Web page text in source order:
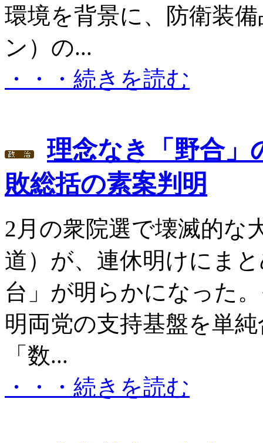
環境を背景に、防衛装
ン）の...
・・・続きを読む
理念なき「野合
敗総括の素案判明
2月の衆院選で壊滅的な
道）が、連休明けにま
台」が明らかになった
明両党の支持基盤を単
「数...
・・・続きを読む